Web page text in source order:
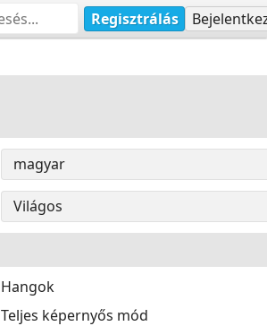
Regisztrálás
Hangok
Teljes képernyős mód